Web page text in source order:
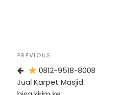
Post
navigation
Previous
Post
PREVIOUS
0812-9518-8008
Jual Karpet Masjid